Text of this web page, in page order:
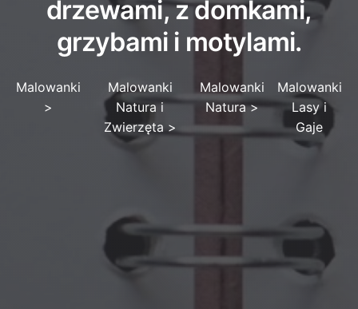
drzewami, z domkami,
grzybami i motylami.
Malowanki
>
Malowanki
Natura i
Zwierzęta>
Malowanki
Natura>
Malowanki
Lasy i
Gaje